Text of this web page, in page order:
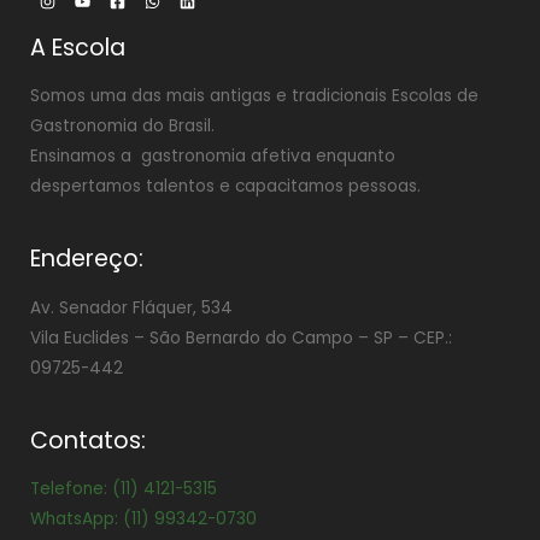
A Escola
Somos uma das mais antigas e tradicionais Escolas de
Gastronomia do Brasil.
Ensinamos a gastronomia afetiva enquanto
despertamos talentos e capacitamos pessoas.
Endereço:
Av. Senador Fláquer, 534
Vila Euclides – São Bernardo do Campo – SP – CEP.:
09725-442
Contatos:
Telefone: (11) 4121-5315
WhatsApp: (11) 99342-0730